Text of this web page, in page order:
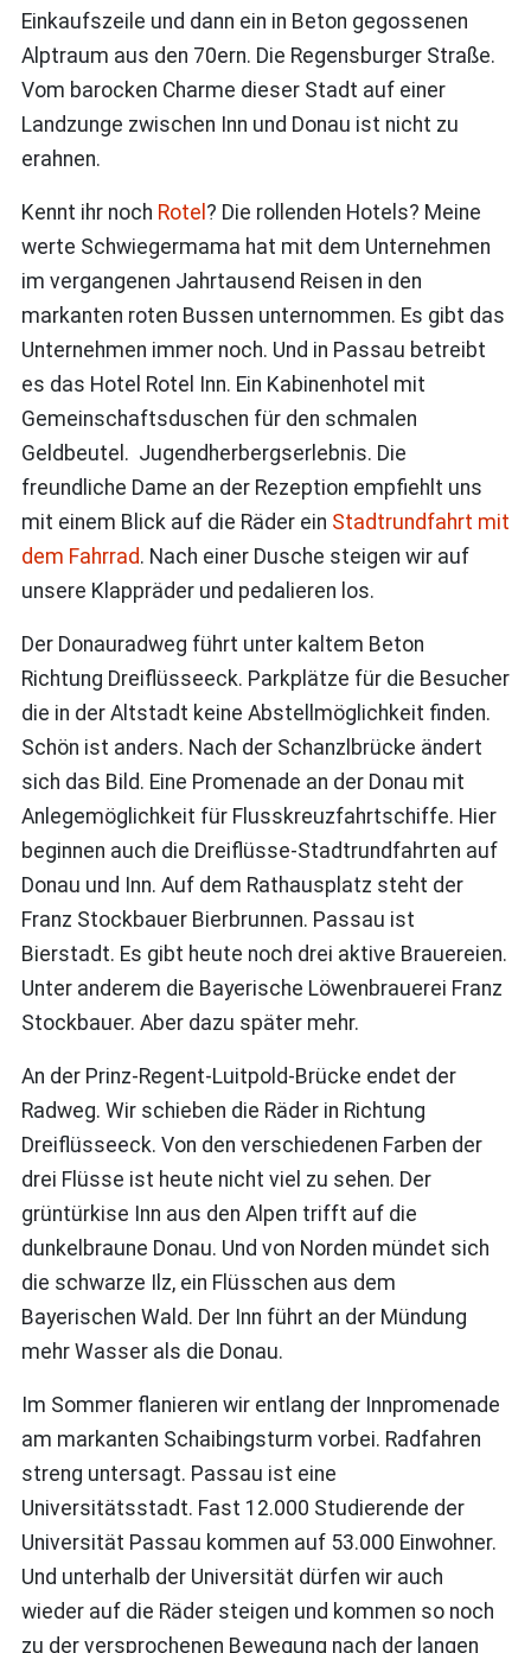
Einkaufszeile und dann ein in Beton gegossenen
Alptraum aus den 70ern. Die Regensburger Straße.
Vom barocken Charme dieser Stadt auf einer
Landzunge zwischen Inn und Donau ist nicht zu
erahnen.
Kennt ihr noch Rotel ? Die rollenden Hotels? Meine
werte Schwiegermama hat mit dem Unternehmen
im vergangenen Jahrtausend Reisen in den
markanten roten Bussen unternommen. Es gibt das
Unternehmen immer noch. Und in Passau betreibt
es das Hotel Rotel Inn. Ein Kabinenhotel mit
Gemeinschaftsduschen für den schmalen
Geldbeutel. Jugendherbergserlebnis. Die
freundliche Dame an der Rezeption empfiehlt uns
mit einem Blick auf die Räder ein Stadtrundfahrt mit
dem Fahrrad. Nach einer Dusche steigen wir auf
unsere Klappräder und pedalieren los.
Der Donauradweg führt unter kaltem Beton
Richtung Dreiflüsseeck. Parkplätze für die Besucher
die in der Altstadt keine Abstellmöglichkeit finden.
Schön ist anders. Nach der Schanzlbrücke ändert
sich das Bild. Eine Promenade an der Donau mit
Anlegemöglichkeit für Flusskreuzfahrtschiffe. Hier
beginnen auch die Dreiflüsse-Stadtrundfahrten auf
Donau und Inn. Auf dem Rathausplatz steht der
Franz Stockbauer Bierbrunnen. Passau ist
Bierstadt. Es gibt heute noch drei aktive Brauereien.
Unter anderem die Bayerische Löwenbrauerei Franz
Stockbauer. Aber dazu später mehr.
An der Prinz-Regent-Luitpold-Brücke endet der
Radweg. Wir schieben die Räder in Richtung
Dreiflüsseeck. Von den verschiedenen Farben der
drei Flüsse ist heute nicht viel zu sehen. Der
grüntürkise Inn aus den Alpen trifft auf die
dunkelbraune Donau. Und von Norden mündet sich
die schwarze Ilz, ein Flüsschen aus dem
Bayerischen Wald. Der Inn führt an der Mündung
mehr Wasser als die Donau.
Im Sommer flanieren wir entlang der Innpromenade
am markanten Schaibingsturm vorbei. Radfahren
streng untersagt. Passau ist eine
Universitätsstadt. Fast 12.000 Studierende der
Universität Passau kommen auf 53.000 Einwohner.
Und unterhalb der Universität dürfen wir auch
wieder auf die Räder steigen und kommen so noch
zu der versprochenen Bewegung nach der langen